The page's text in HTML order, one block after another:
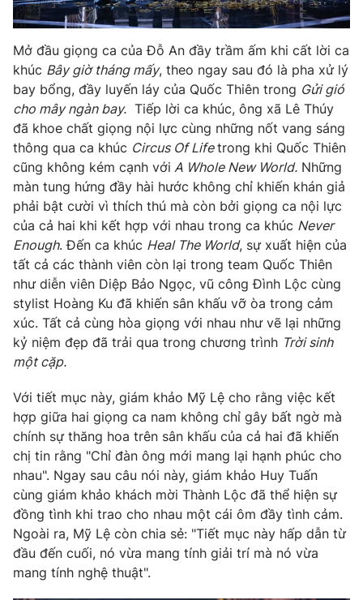
Mở đầu giọng ca của Đỗ An đầy trầm ấm khi cất lời ca
khúc Bây giờ tháng mấy, theo ngay sau đó là pha xử lý
bay bổng, đầy luyến láy của Quốc Thiên trong Gửi gió
cho mây ngàn bay. Tiếp lời ca khúc, ông xã Lê Thúy
đã khoe chất giọng nội lực cùng những nốt vang sáng
thông qua ca khúc Circus Of Lifetrong khi Quốc Thiên
cũng không kém cạnh với A Whole New World. Những
màn tung hứng đầy hài hước không chỉ khiến khán giả
phải bật cười vì thích thú mà còn bởi giọng ca nội lực
của cả hai khi kết hợp với nhau trong ca khúc Never
Enough. Đến ca khúc Heal The World, sự xuất hiện của
tất cả các thành viên còn lại trong team Quốc Thiên
như diễn viên Diệp Bảo Ngọc, vũ công Đình Lộc cùng
stylist Hoàng Ku đã khiến sân khấu vỡ òa trong cảm
xúc. Tất cả cùng hòa giọng với nhau như vẽ lại những
kỷ niệm đẹp đã trải qua trong chương trình Trời sinh
một cặp.
Với tiết mục này, giám khảo Mỹ Lệ cho rằng việc kết
hợp giữa hai giọng ca nam không chỉ gây bất ngờ mà
chính sự thăng hoa trên sân khấu của cả hai đã khiến
chị tin rằng "Chỉ đàn ông mới mang lại hạnh phúc cho
nhau". Ngay sau câu nói này, giám khảo Huy Tuấn
cùng giám khảo khách mời Thành Lộc đã thể hiện sự
đồng tình khi trao cho nhau một cái ôm đầy tình cảm.
Ngoài ra, Mỹ Lệ còn chia sẻ: "Tiết mục này hấp dẫn từ
đầu đến cuối, nó vừa mang tính giải trí mà nó vừa
mang tính nghệ thuật".